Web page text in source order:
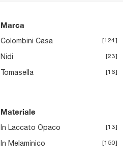
Marca
Colombini Casa 124
Nidi 23
Tomasella 16
Materiale
In Laccato Opaco 13
In Melaminico 150